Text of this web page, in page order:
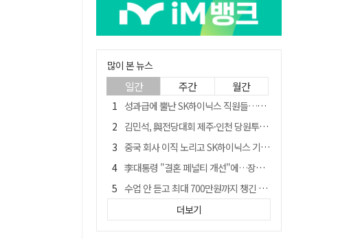
많이 본 뉴스
일간 주간 월간
성과급에 뿔난 SK하이닉스 직원들…3500명 모여 '새 노조' 만든다
김민석, 與전당대회 제주·인천 당원투표서 승리…누적 득표는 '초박빙'
중국 회사 이직 노리고 SK하이닉스 기밀 빼돌려…결국 실형
李대통령 "결혼 페널티 개선"에…장동혁 "그 페널티 만든 게 이 정권"
수업 안 듣고 최대 700만원까지 챙긴 포항 A대학 '유령 선수' 등 19명 무더기 송치
트럼프 만난 손현보 목사…"현재 자유대한민국 여러 면에서 어려움"
더보기